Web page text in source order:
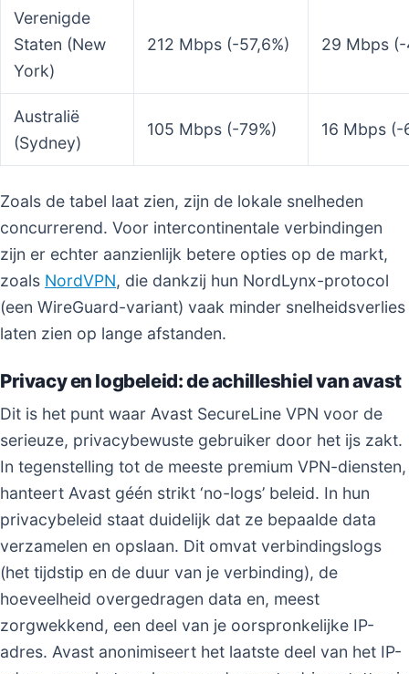
Verenigde
Staten (New
York)
212 Mbps (-57,6%) 29 Mbps (-
Australië
(Sydney)
105 Mbps (-79%) 16 Mbps (-
Zoals de tabel laat zien, zijn de lokale snelheden
concurrerend. Voor intercontinentale verbindingen
zijn er echter aanzienlijk betere opties op de markt,
zoals NordVPN, die dankzij hun NordLynx-protocol
(een WireGuard-variant) vaak minder snelheidsverlies
laten zien op lange afstanden.
Privacy en logbeleid: de achilleshiel van avast
Dit is het punt waar Avast SecureLine VPN voor de
serieuze, privacybewuste gebruiker door het ijs zakt.
In tegenstelling tot de meeste premium VPN-diensten,
hanteert Avast géén strikt ‘no-logs’ beleid. In hun
privacybeleid staat duidelijk dat ze bepaalde data
verzamelen en opslaan. Dit omvat verbindingslogs
(het tijdstip en de duur van je verbinding), de
hoeveelheid overgedragen data en, meest
zorgwekkend, een deel van je oorspronkelijke IP-
adres. Avast anonimiseert het laatste deel van het IP-